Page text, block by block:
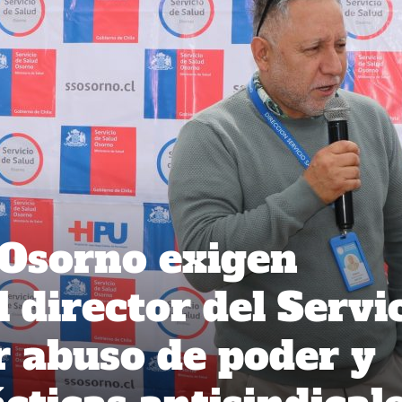
exigen
director del
abuso de poder y